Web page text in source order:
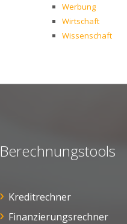
Werbung
Wirtschaft
Wissenschaft
Berechnungstools
Kreditrechner
Finanzierungsrechner